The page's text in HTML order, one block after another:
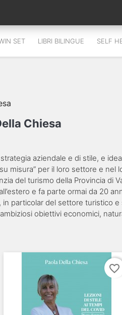
SET LIBRI BILINGUE SELF
Chiesa
aziendale e di stile, e
misura” per il loro settore e
del turismo della Provincia di
e fa parte ormai da 20
particolar del settore turistico
obiettivi economici,
favorite_border